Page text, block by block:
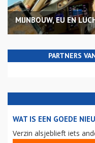
MIJNBOUW, EU EN
PARTNERS
WAT IS EEN GOEDE
Verzin alsjeblieft iets